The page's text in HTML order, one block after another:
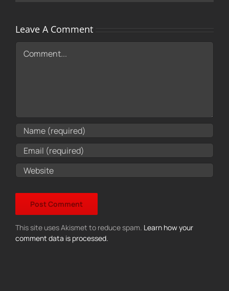
Leave A Comment
This site uses Akismet to reduce spam. Learn how your
comment data is processed.